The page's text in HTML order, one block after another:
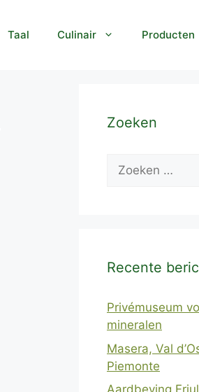
Taal Culinair Producten
Zoeken
Zoek
Recente
Privémuseum
mineralen
Masera, Val
Piemonte
Aardbeving